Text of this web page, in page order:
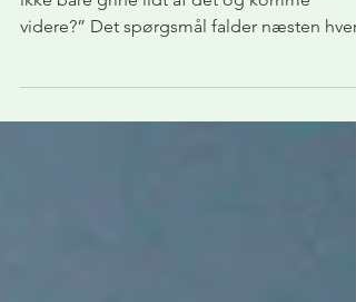
Af Maria W. Brønden, psykolog “Men kan vi
ikke bare grine lidt af det og komme
gang, jeg...